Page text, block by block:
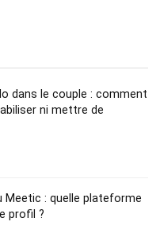
dans le couple : comment
ni mettre de
Meetic : quelle plateforme
profil ?